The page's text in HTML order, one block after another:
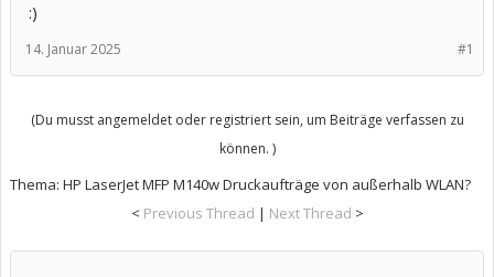
:)
#1
14. Januar 2025
(Du musst angemeldet oder registriert sein, um Beiträge verfassen zu
können. )
Thema: HP LaserJet MFP M140w Druckaufträge von außerhalb WLAN?
< Previous Thread | Next Thread >